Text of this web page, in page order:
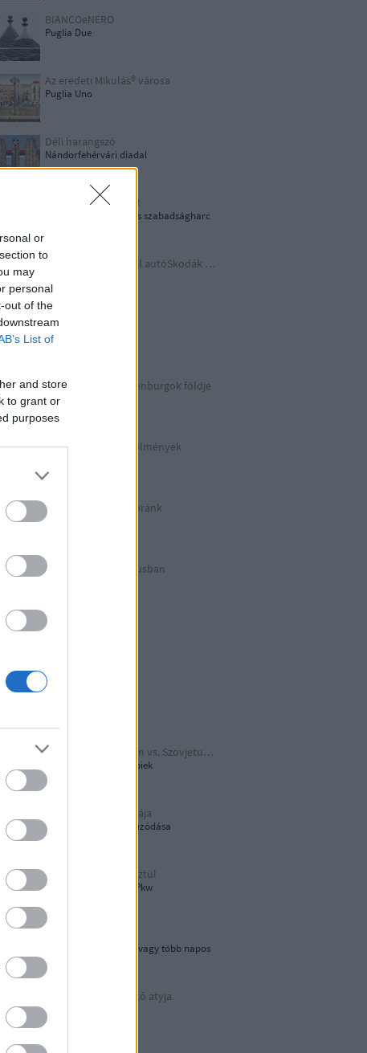
or
to
may
personal
out of the
List of
and store
to grant or
purposes
BIANCOeNERO
Puglia Due
Az eredeti Mikulás® városa
Puglia Uno
Déli harangszó
Nándorfehérvári diadal
1956: Akkor és most
1956-os forradalom és szabadságharc
Időutazás a szocreál autóSkodák világába
Germania
Berlin 2. rész
Irány észak, a Guldenburgok földje
Észak-Németország
Halálos munkakörülmények
Berlinben ütött az óránk
Berlin 1. rész
Halálos listázás luxusban
Hitler első drónja
Honecker bosszúja
Harmadik Birodalom vs. Szovjetunió
A Katyusa meg a többiek
A hamburger őshazája
80 éves újjáépítés elhúzódása
Tökön-babon keresztül
Wehrmacht Einheits-Pkw
Egynapos kirándulás vagy több napos
városnézés
Az áramvonalas autó atyja
Járay Pál